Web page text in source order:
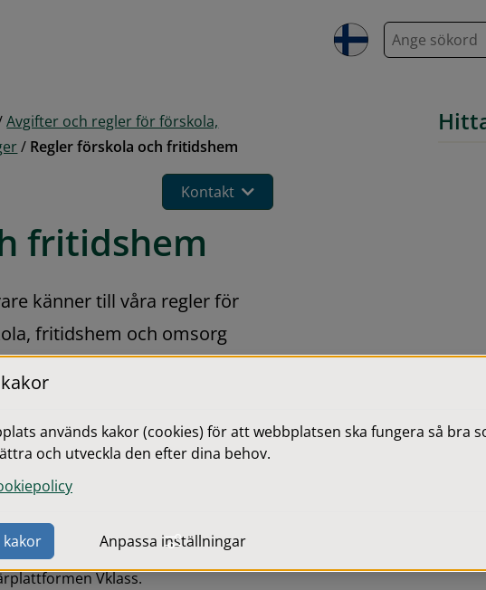
S
ö
Avgifter och regler för förskola,
/ Regler förskola och fritidshem
Kontakt
fritidshem
känner till våra regler för
fritidshem och omsorg
tillsammans med eventuellt
angelägna, som ligger till grund
kap. § 5 resp. 25 kap. §§ 2, 5).
Vklass.
används kakor (cookies) för att webbplatsen ska fungera så bra
och utveckla den efter dina behov.
kakor Anpassa inställningar